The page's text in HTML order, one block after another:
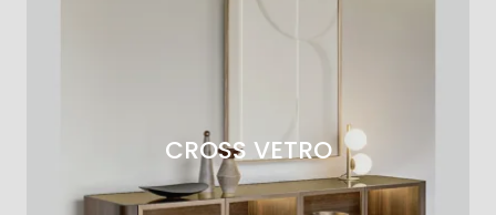
CROSS VETRO